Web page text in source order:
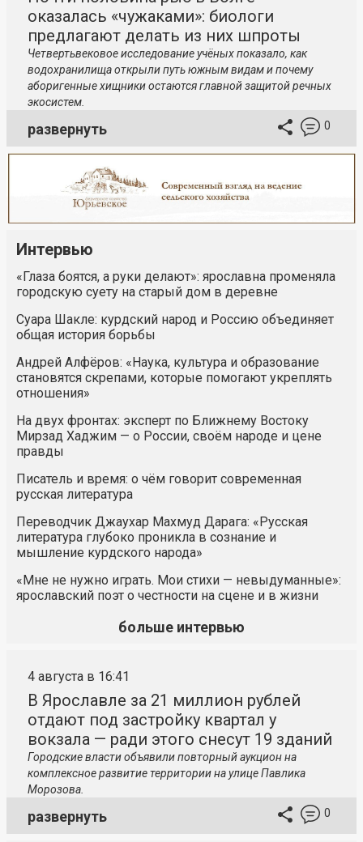
оказалась «чужаками»: биологи
предлагают делать из них шпроты
Четвертьвековое исследование учёных показало, как
водохранилища открыли путь южным видам и почему
аборигенные хищники остаются главной защитой речных
экосистем.
развернуть 0
Интервью
«Глаза боятся, а руки делают»: ярославна променяла
городскую суету на старый дом в деревне
Суара Шакле: курдский народ и Россию объединяет
общая история борьбы
Андрей Алфёров: «Наука, культура и образование
становятся скрепами, которые помогают укреплять
отношения»
На двух фронтах: эксперт по Ближнему Востоку
Мирзад Хаджим — о России, своём народе и цене
правды
Писатель и время: о чём говорит современная
русская литература
Переводчик Джаухар Махмуд Дарага: «Русская
литература глубоко проникла в сознание и
мышление курдского народа»
«Мне не нужно играть. Мои стихи — невыдуманные»:
ярославский поэт о честности на сцене и в жизни
больше интервью
4 августа в 16:41
В Ярославле за 21 миллион рублей
отдают под застройку квартал у
вокзала — ради этого снесут 19 зданий
Городские власти объявили повторный аукцион на
комплексное развитие территории на улице Павлика
Морозова.
развернуть 0